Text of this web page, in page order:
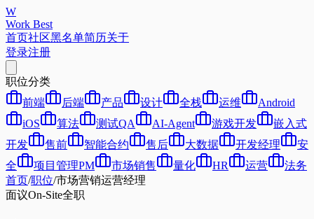
W
Work Best
首页社区黑名单简历关于
登录注册
职位分类
前端
后端 产品 设计 全栈 运维
Android
iOS
算法 测试QA AI-Agent 游戏开发
嵌入式
开发
售前 智能合约 售后 大数据 开发经理
安
全
项目管理PM 市场销售 量化 HR 运营
法务
首页/职位/市场营销运营经理
面议On-Site全职